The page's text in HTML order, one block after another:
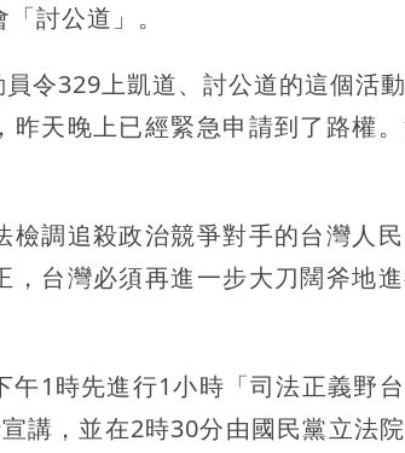
討公道」。
令329上凱道、討公道的這個活
天晚上已經緊急申請到了路權
調追殺政治競爭對手的台灣人
台灣必須再進一步大刀闊斧地
1時先進行1小時「司法正義野
講，並在2時30分由國民黨立法